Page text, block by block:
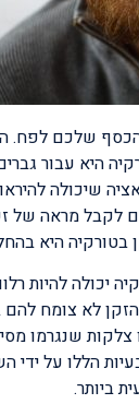
שלכם לפח.
היא עבור
שיכולה
לקבל מראה של
היא
יכולה להיות
לא צומח להם
צלקות שנגרמו
הללו על ידי
ביותר.